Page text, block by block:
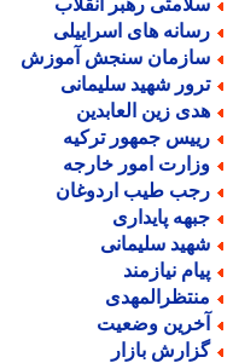
رهبر انقلاب
های اسراییلی
سنجش آموزش
شهید سلیمانی
زین العابدین
جمهور ترکیه
امور خارجه
طیب اردوغان
پایداری
سلیمانی
نیازمند
وضعیت
بازار